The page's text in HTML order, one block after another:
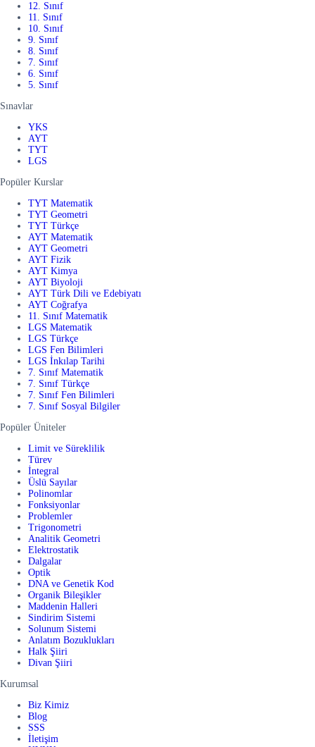
12. Sınıf
11. Sınıf
10. Sınıf
9. Sınıf
8. Sınıf
7. Sınıf
6. Sınıf
5. Sınıf
Sınavlar
YKS
AYT
TYT
LGS
Popüler Kurslar
TYT Matematik
TYT Geometri
TYT Türkçe
AYT Matematik
AYT Geometri
AYT Fizik
AYT Kimya
AYT Biyoloji
AYT Türk Dili ve Edebiyatı
AYT Coğrafya
11. Sınıf Matematik
LGS Matematik
LGS Türkçe
LGS Fen Bilimleri
LGS İnkılap Tarihi
7. Sınıf Matematik
7. Sınıf Türkçe
7. Sınıf Fen Bilimleri
7. Sınıf Sosyal Bilgiler
Popüler Üniteler
Limit ve Süreklilik
Türev
İntegral
Üslü Sayılar
Polinomlar
Fonksiyonlar
Problemler
Trigonometri
Analitik Geometri
Elektrostatik
Dalgalar
Optik
DNA ve Genetik Kod
Organik Bileşikler
Maddenin Halleri
Sindirim Sistemi
Solunum Sistemi
Anlatım Bozuklukları
Halk Şiiri
Divan Şiiri
Kurumsal
Biz Kimiz
Blog
SSS
İletişim